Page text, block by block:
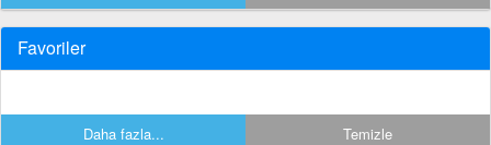
Favoriler
Daha fazla... Temizle